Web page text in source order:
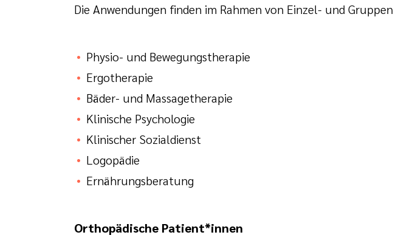
Die Anwendungen finden im Rahmen von Einzel- und
Physio- und Bewegungstherapie
Ergotherapie
Bäder- und Massagetherapie
Klinische Psychologie
Klinischer Sozialdienst
Logopädie
Ernährungsberatung
Orthopädische Patient*innen